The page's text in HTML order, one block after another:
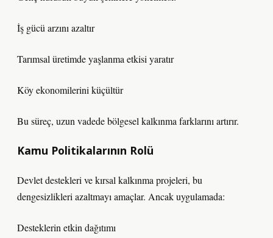
İş gücü arzını azaltır
Tarımsal üretimde yaşlanma etkisi yaratır
Köy ekonomilerini küçültür
Bu süreç, uzun vadede bölgesel kalkınma farklarını artırır.
Kamu Politikalarının Rolü
Devlet destekleri ve kırsal kalkınma projeleri, bu
dengesizlikleri azaltmayı amaçlar. Ancak uygulamada:
Desteklerin etkin dağıtımı